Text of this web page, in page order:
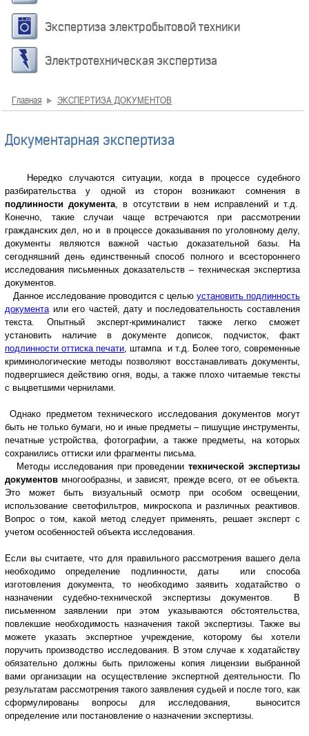
Экспертиза электробытовой техники
Электротехническая экспертиза
Главная ЭКСПЕРТИЗА ДОКУМЕНТОВ
Документарная экспертиза
Нередко случаются ситуации, когда в процессе судебного
разбирательства у одной из сторон возникают сомнения в
подлинности документа, в отсутствии в нем исправлений и т.д.
Конечно, такие случаи чаще встречаются при рассмотрении
гражданских дел, но и в процессе доказывания по уголовному делу,
документы являются важной частью доказательной базы. На
сегодняшний день единственный способ полного и всестороннего
исследования письменных доказательств – техническая экспертиза
документов.
Данное исследование проводится с целью установить подлинность
документаили его частей, дату и последовательность составления
текста. Опытный эксперт-криминалист также легко сможет
установить наличие в документе дописок, подчисток, факт
подлинности оттиска печати, штампа и т.д. Более того, современные
криминологические методы позволяют восстанавливать документы,
подвергшиеся действию огня, воды, а также плохо читаемые тексты
с выцветшими чернилами.
Однако предметом технического исследования документов могут
быть не только бумаги, но и иные предметы – пишущие инструменты,
печатные устройства, фотографии, а также предметы, на которых
сохранились оттиски или фрагменты письма.
Методы исследования при проведениитехнической экспертизы
документов многообразны, и зависят, прежде всего, от ее объекта.
Это может быть визуальный осмотр при особом освещении,
использование светофильтров, микроскопа и различных реактивов.
Вопрос о том, какой метод следует применять, решает эксперт с
учетом особенностей объекта исследования.
Если вы считаете, что для правильного рассмотрения вашего дела
необходимо определение подлинности, даты или способа
изготовления документа, то необходимо заявить ходатайство о
назначении судебно-технической экспертизы документов. В
письменном заявлении при этом указываются обстоятельства,
повлекшие необходимость назначения такой экспертизы. Также вы
можете указать экспертное учреждение, которому бы хотели
поручить производство исследования. В этом случае к ходатайству
обязательно должны быть приложены копия лицензии выбранной
вами организации на осуществление экспертной деятельности. По
результатам рассмотрения такого заявления судьей и после того, как
сформулированы вопросы для исследования, выносится
определение или постановление о назначении экспертизы.